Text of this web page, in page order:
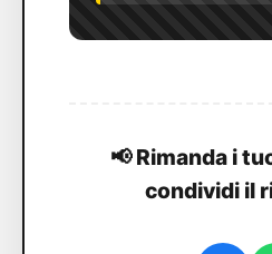
📢 Rimanda i
condividi il